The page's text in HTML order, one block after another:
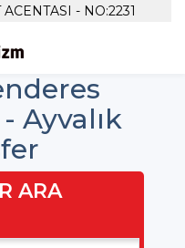
- NO:2231
Ayvalık
ARA